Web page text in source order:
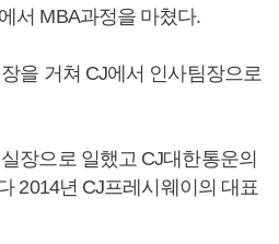
서 MBA과정을 마쳤다.
을 거쳐 CJ에서 인사팀장으로
장으로 일했고 CJ대한통운의
2014년 CJ프레시웨이의 대표